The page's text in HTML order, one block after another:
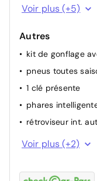
camera de recul
ESP
airbag passager
ABS
Voir plus (+5)
Autres
kit de gonflage
pneus toutes
1 clé présente
phares
rétroviseur int.
intérieur semi cuir
Voir plus (+2)